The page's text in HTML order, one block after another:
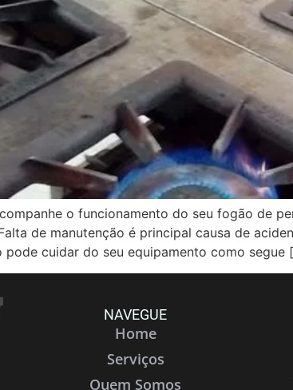
o funcionamento do seu fogão
de manutenção é principal causa de
pode cuidar do seu equipamento como segue
NAVEGUE
Home
Serviços
Quem Somos